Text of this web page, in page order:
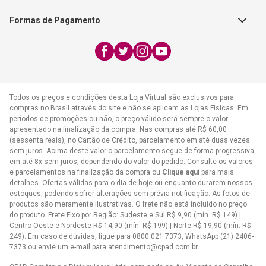
WhatsApp:
atendimento@cpad.com.br
Formas de Pagamento
Todos os preços e condições desta Loja Virtual são exclusivos para
compras no Brasil através do site e não se aplicam as Lojas Físicas. Em
períodos de promoções ou não, o preço válido será sempre o valor
apresentado na finalização da compra. Nas compras até R$ 60,00
(sessenta reais), no Cartão de Crédito, parcelamento em até duas vezes
sem juros. Acima deste valor o parcelamento segue de forma progressiva,
em até 8x sem juros, dependendo do valor do pedido. Consulte os valores
e parcelamentos na finalização da compra ou Clique aqui para mais
detalhes. Ofertas válidas para o dia de hoje ou enquanto durarem nossos
estoques, podendo sofrer alterações sem prévia notificação. As fotos de
produtos são meramente ilustrativas. O frete não está incluído no preço
do produto. Frete Fixo por Região: Sudeste e Sul R$ 9,90 (mín. R$ 149) |
Centro-Oeste e Nordeste R$ 14,90 (mín. R$ 199) | Norte R$ 19,90 (mín. R$
249). Em caso de dúvidas, ligue para 0800 021 7373, WhatsApp (21) 2406-
7373 ou envie um e-mail para atendimento@cpad.com.br